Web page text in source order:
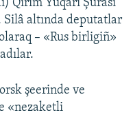
Yuqarı Şurası
Silâ altında deputatlar
– «Rus birligiñ»
şeerinde ve
«nezaketli